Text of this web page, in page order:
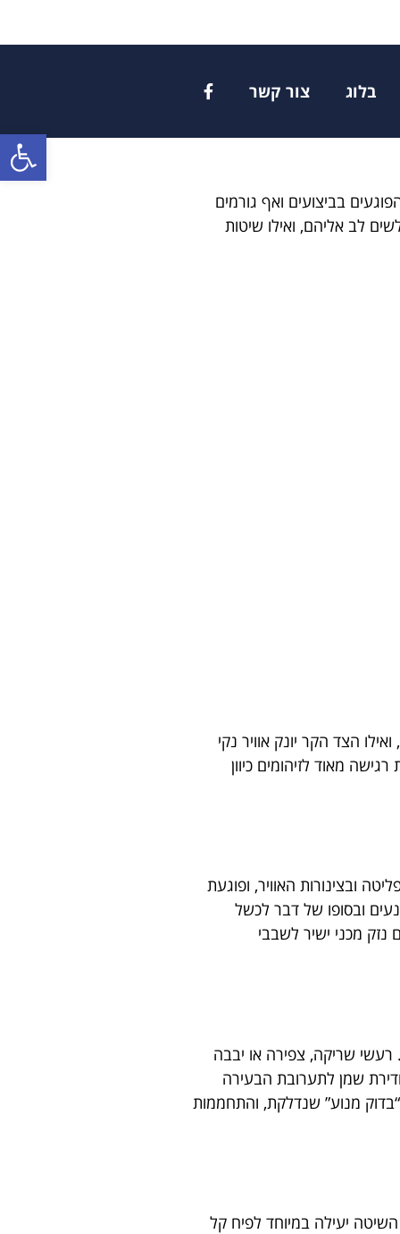
בלוג צור קשר
בביצועים ואף גורמים
לב אליהם, ואילו שיטות
הצד הקר יונק אוויר נקי
מאוד לזיהומים כיוון
ובצינורות האוויר, ופוגעת
ובסופו של דבר לכשל
נזק מכני ישיר לשבבי
שריקה, צפירה או יבבה
שמן לתערובת הבעירה
מנוע” שנדלקת, והתחממות
יעילה במיוחד לפיח קל